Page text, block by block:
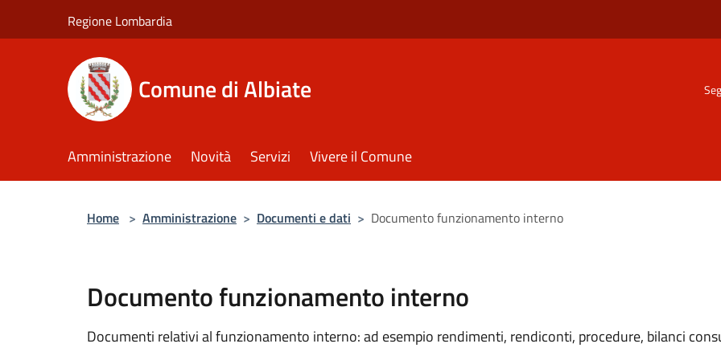
Regione Lombardia
Comune di Albiate
Amministrazione Novità Servizi Vivere il Comune
Home > Amministrazione > Documenti e dati > Documento funzionamento interno
Documento funzionamento interno
Documenti relativi al funzionamento interno: ad esempio rendimenti, rendiconti, procedure, bilanci